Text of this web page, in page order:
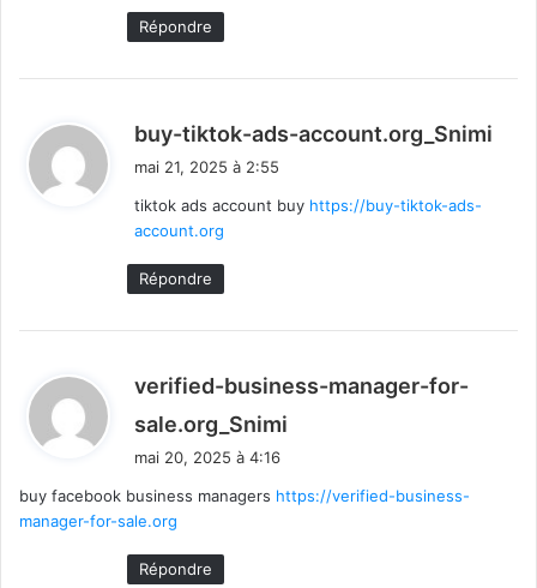
Répondre
buy-tiktok-ads-account.org_Snimi
mai 21, 2025 à 2:55
tiktok ads account buy https://buy-tiktok-ads-
account.org
Répondre
verified-business-manager-for-
sale.org_Snimi
mai 20, 2025 à 4:16
buy facebook business managers https://verified-business-
manager-for-sale.org
Répondre